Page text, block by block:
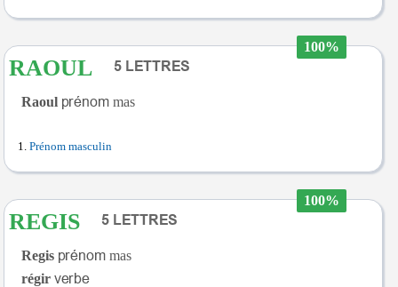
100%
RAOUL
Raoul mas
Prénom masculin
100%
REGIS
Regis
mas
régir